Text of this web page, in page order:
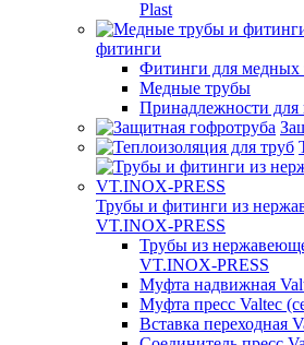
Plast
фитинги
Фитинги для медных
Медные трубы
Принадлежности для
Трубы и фитинги из
VT.INOX-PRESS
Трубы из
VT.INOX-PRESS
Муфта надвижная
Муфта пресс Valtec
Вставка переходная